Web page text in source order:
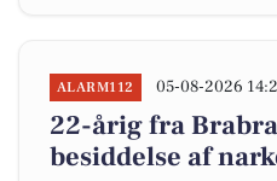
ALARM112 05-08-2026
22-årig fra
besiddelse af